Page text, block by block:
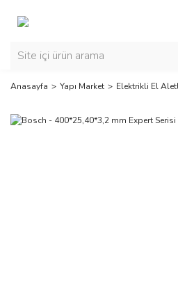
Anasayfa Yapı Market Elektrikli El